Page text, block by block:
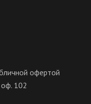
офертой
оф. 102